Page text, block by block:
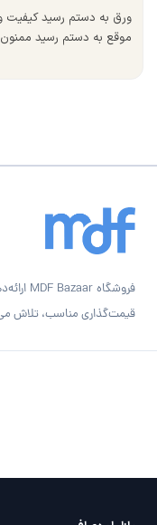
ورق به دستم رسید کیفیت
موقع به دستم رسید ممنون
قیمت‌گذاری مناسب، تلاش